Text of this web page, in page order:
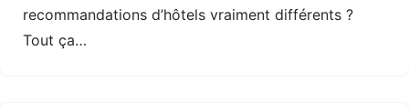
recommandations d’hôtels vraiment différents ?
Tout ça…